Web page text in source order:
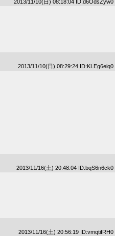
2013/11/10(日) 08:18:04 ID:d6OdsZyw0
2013/11/10(日) 08:29:24 ID:KLEg6eiq0
2013/11/16(土) 20:48:04 ID:bqS6n6ck0
2013/11/16(土) 20:56:19 ID:vmqtifRH0